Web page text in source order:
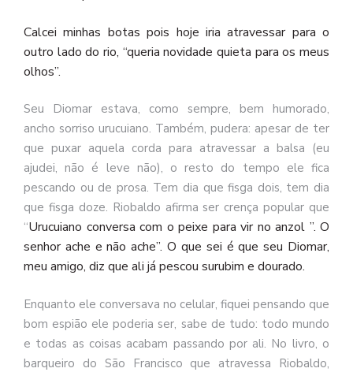
Calcei minhas botas pois hoje iria atravessar para o
outro lado do rio, “queria novidade quieta para os meus
olhos”.
Seu Diomar estava, como sempre, bem humorado,
ancho sorriso urucuiano. Também, pudera: apesar de ter
que puxar aquela corda para atravessar a balsa (eu
ajudei, não é leve não), o resto do tempo ele fica
pescando ou de prosa. Tem dia que fisga dois, tem dia
que fisga doze. Riobaldo afirma ser crença popular que
“Urucuiano conversa com o peixe para vir no anzol ”. O
senhor ache e não ache”. O que sei é que seu Diomar,
meu amigo, diz que ali já pescou surubim e dourado.
Enquanto ele conversava no celular, fiquei pensando que
bom espião ele poderia ser, sabe de tudo: todo mundo
e todas as coisas acabam passando por ali. No livro, o
barqueiro do São Francisco que atravessa Riobaldo,